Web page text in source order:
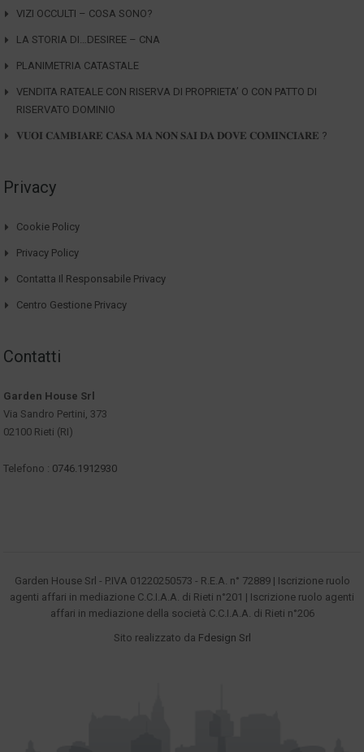
VIZI OCCULTI – COSA SONO?
LA STORIA DI…DESIREE – CNA
PLANIMETRIA CATASTALE
VENDITA RATEALE CON RISERVA DI PROPRIETA’ O CON PATTO DI
RISERVATO DOMINIO
𝐕𝐔𝐎𝐈 𝐂𝐀𝐌𝐁𝐈𝐀𝐑𝐄 𝐂𝐀𝐒𝐀 𝐌𝐀 𝐍𝐎𝐍 𝐒𝐀𝐈 𝐃𝐀 𝐃𝐎𝐕𝐄 𝐂𝐎𝐌𝐈𝐍𝐂𝐈𝐀𝐑𝐄 ?
Privacy
Cookie Policy
Privacy Policy
Contatta Il Responsabile Privacy
Centro Gestione Privacy
Contatti
Garden House Srl
Via Sandro Pertini, 373
02100 Rieti (RI)
Telefono : 0746.1912930
Garden House Srl - P.IVA 01220250573 - R.E.A. n° 72889 | Iscrizione ruolo
agenti affari in mediazione C.C.I.A.A. di Rieti n°201 | Iscrizione ruolo agenti
affari in mediazione della società C.C.I.A.A. di Rieti n°206
Sito realizzato da Fdesign Srl